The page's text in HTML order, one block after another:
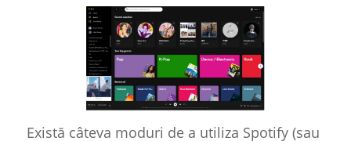
Există câteva moduri de a utiliza Spotify (sau